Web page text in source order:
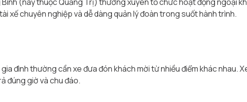
(nay thuộc Quảng Trị) thường xuyên tổ chức hoạt động ngoại
xế chuyên nghiệp và dễ dàng quản lý đoàn trong suốt hành trình.
đình thường cần xe đưa đón khách mời từ nhiều điểm khác nhau.
đúng giờ và chu đáo.